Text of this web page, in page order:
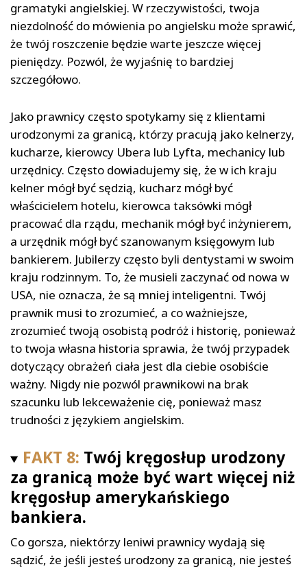
gramatyki angielskiej. W rzeczywistości, twoja
niezdolność do mówienia po angielsku może sprawić,
że twój roszczenie będzie warte jeszcze więcej
pieniędzy. Pozwól, że wyjaśnię to bardziej
szczegółowo.
Jako prawnicy często spotykamy się z klientami
urodzonymi za granicą, którzy pracują jako kelnerzy,
kucharze, kierowcy Ubera lub Lyfta, mechanicy lub
urzędnicy. Często dowiadujemy się, że w ich kraju
kelner mógł być sędzią, kucharz mógł być
właścicielem hotelu, kierowca taksówki mógł
pracować dla rządu, mechanik mógł być inżynierem,
a urzędnik mógł być szanowanym księgowym lub
bankierem. Jubilerzy często byli dentystami w swoim
kraju rodzinnym. To, że musieli zaczynać od nowa w
USA, nie oznacza, że są mniej inteligentni. Twój
prawnik musi to zrozumieć, a co ważniejsze,
zrozumieć twoją osobistą podróż i historię, ponieważ
to twoja własna historia sprawia, że twój przypadek
dotyczący obrażeń ciała jest dla ciebie osobiście
ważny. Nigdy nie pozwól prawnikowi na brak
szacunku lub lekceważenie cię, ponieważ masz
trudności z językiem angielskim.
FAKT 8: Twój kręgosłup urodzony
za granicą może być wart więcej niż
kręgosłup amerykańskiego
bankiera.
Co gorsza, niektórzy leniwi prawnicy wydają się
sądzić, że jeśli jesteś urodzony za granicą, nie jesteś